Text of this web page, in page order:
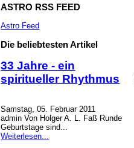
ASTRO RSS FEED
Astro Feed
Die beliebtesten Artikel
33 Jahre - ein
spiritueller Rhythmus
Samstag, 05. Februar 2011
admin Von Holger A. L. Faß Runde
Geburtstage sind...
Weiterlesen...